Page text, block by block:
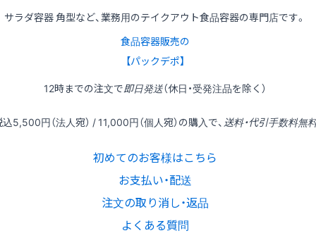
サラダ容器 角型など、業務用のテイクアウト食品容器の専門店です。
食品容器販売の
【パックデポ】
12時までの注文で即日発送（休日・受発注品を除く）
込5,500円（法人宛） / 11,000円（個人宛）の購入で、 送料・代引手数料無
初めてのお客様はこちら
お支払い・配送
注文の取り消し・返品
よくある質問